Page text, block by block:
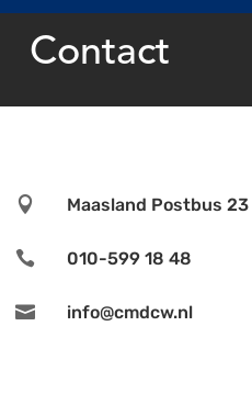
Contact
 Maasland Postbus
 010-599 18 48
 info@cmdcw.nl